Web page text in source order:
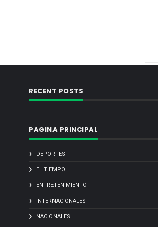
RECENT POSTS
PAGINA PRINCIPAL
DEPORTES
EL TIEMPO
ENTRETENIMIENTO
INTERNACIONALES
NACIONALES